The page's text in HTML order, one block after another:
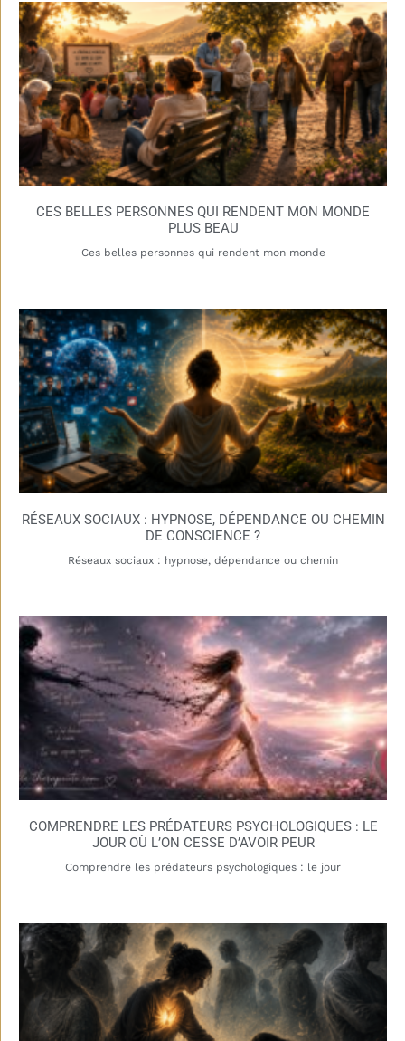
CES BELLES PERSONNES QUI RENDENT MON MONDE
PLUS BEAU
Ces belles personnes qui rendent mon monde
RÉSEAUX SOCIAUX : HYPNOSE, DÉPENDANCE OU CHEMIN
DE CONSCIENCE ?
Réseaux sociaux : hypnose, dépendance ou chemin
COMPRENDRE LES PRÉDATEURS PSYCHOLOGIQUES : LE
JOUR OÙ L’ON CESSE D’AVOIR PEUR
Comprendre les prédateurs psychologiques : le jour